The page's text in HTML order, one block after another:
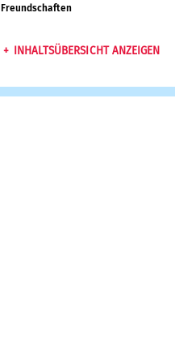
:
Freundschaften
INHALTSÜBERSICHT ANZEIGEN